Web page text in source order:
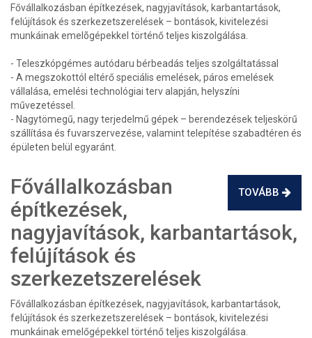
Fővállalkozásban építkezések, nagyjavítások, karbantartások,
felújítások és szerkezetszerelések – bontások, kivitelezési
munkáinak emelõgépekkel történő teljes kiszolgálása.
- Teleszkópgémes autódaru bérbeadás teljes szolgáltatással
- A megszokottól eltérő speciális emelések, páros emelések
vállalása, emelési technológiai terv alapján, helyszíni
művezetéssel.
- Nagytömegű, nagy terjedelmű gépek – berendezések teljeskörű
szállítása és fuvarszervezése, valamint telepítése szabadtéren és
épületen belül egyaránt.
TOVÁBB
Fővállalkozásban
építkezések,
nagyjavítások, karbantartások,
felújítások és
szerkezetszerelések
Fővállalkozásban építkezések, nagyjavítások, karbantartások,
felújítások és szerkezetszerelések – bontások, kivitelezési
munkáinak emelőgépekkel történő teljes kiszolgálása.